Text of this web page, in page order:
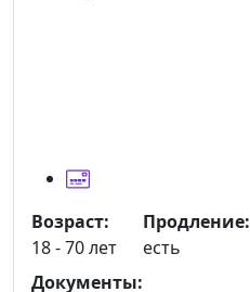
Возраст:
18 - 70 лет
Продление:
есть
Документы: